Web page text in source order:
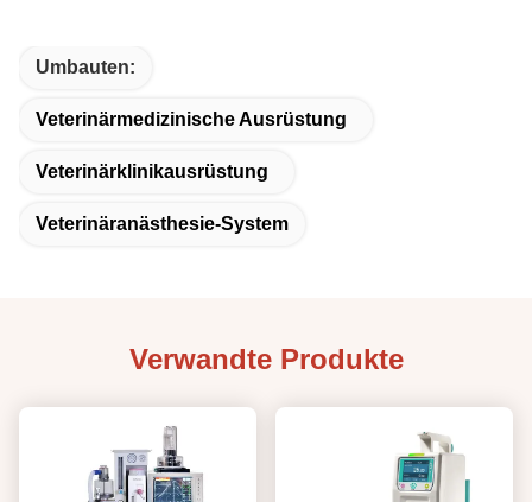
Umbauten:
Veterinärmedizinische Ausrüstung
Veterinärklinikausrüstung
Veterinäranästhesie-System
Verwandte Produkte